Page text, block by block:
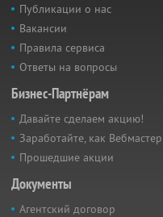
Публикации о нас
Вакансии
Правила сервиса
Ответы на вопросы
Бизнес-Партнёрам
Давайте сделаем акцию!
Заработайте, как Вебмастер
Прошедшие акции
Документы
Агентский договор